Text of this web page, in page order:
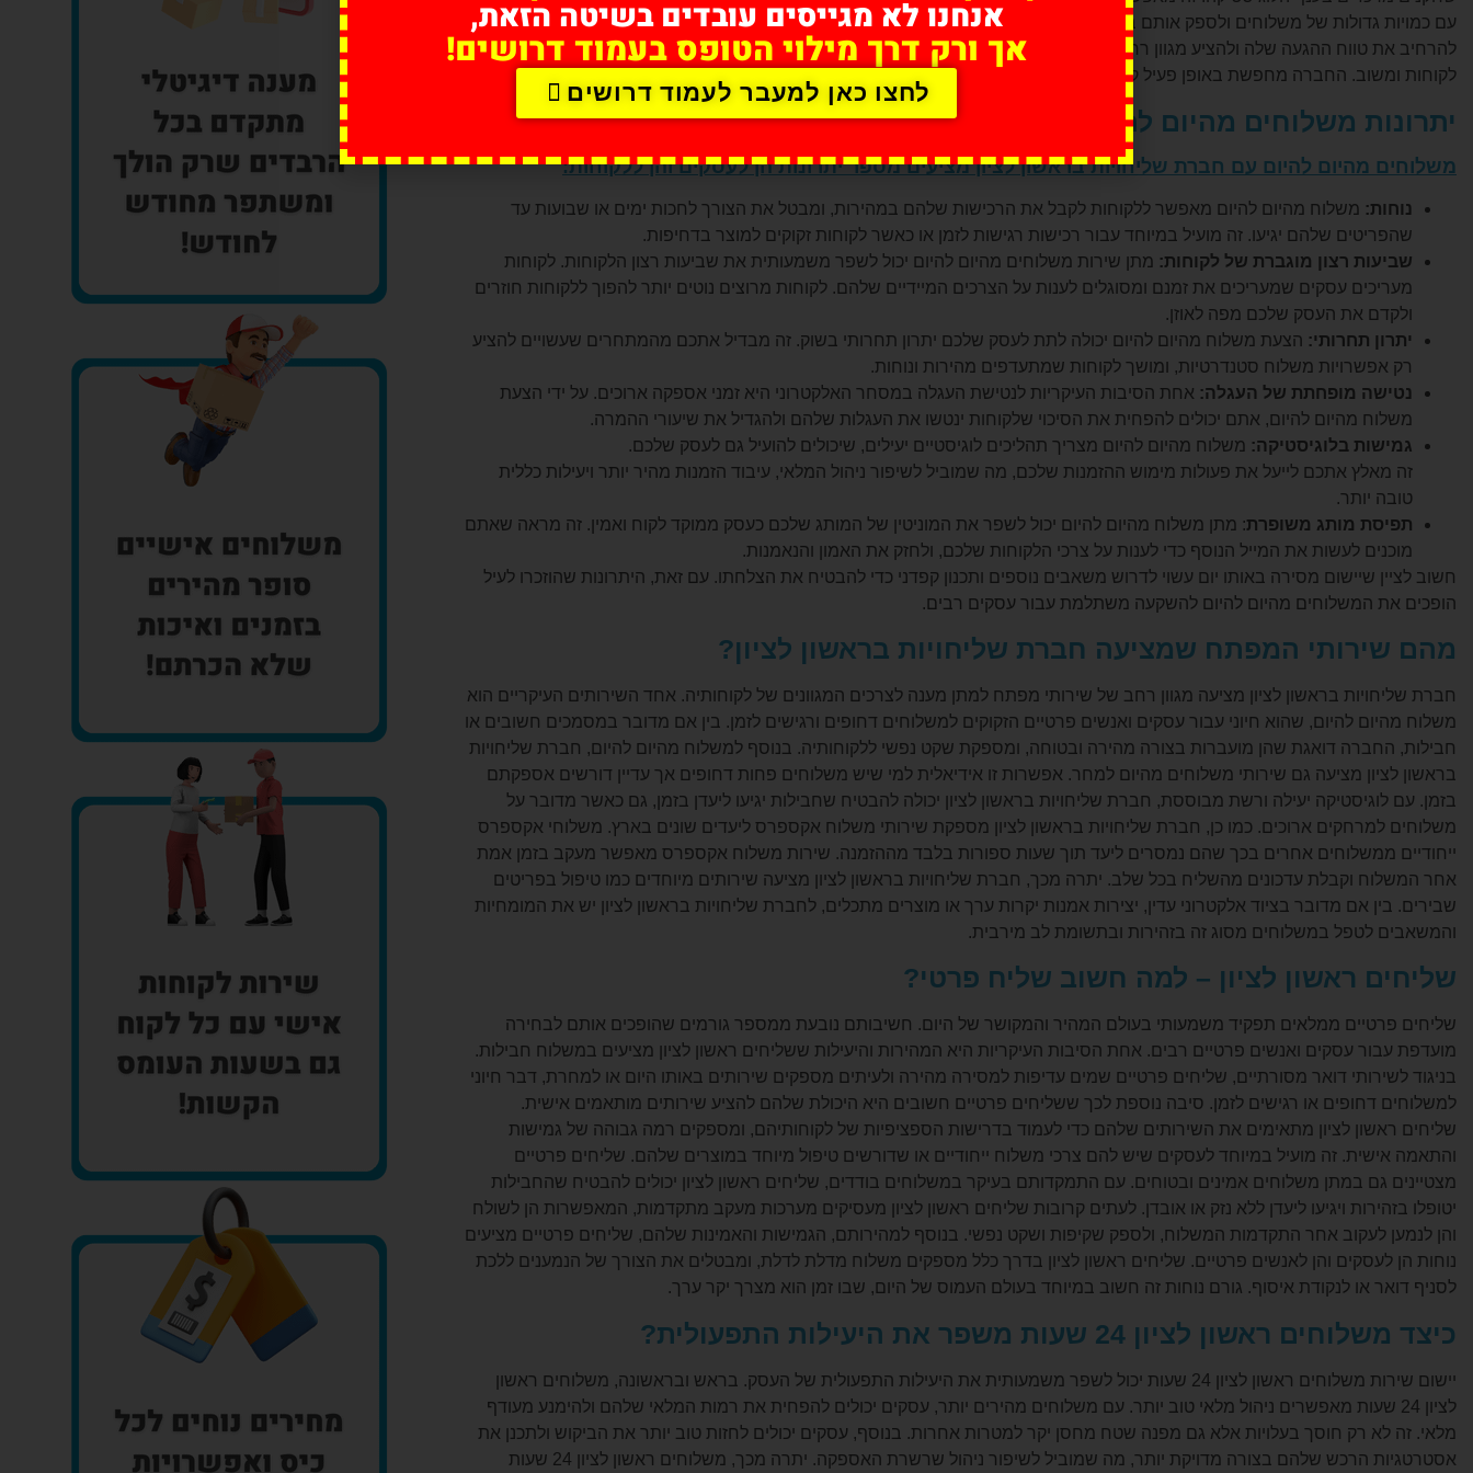
עם כמויות גדולות של משלוחים ולספק אותם באופן מיידי. על ידי שיתוף פעולה עם שותפים מהימנים,חברת שליחויות בראשון לציון יכולה
להרחיב את טווח ההגעה שלה ולהציע מגוון רחב של שירותים ללקוחותיה. לבסוף, חברת שליחויות בראשון לציון נותנת עדיפות לשביעות רצון
לקוחות ומשוב. החברה מחפשת באופן פעיל קלט מלקוחותיהם, מקשיבים לדאגותיהם ומבצעים שיפורים נחוצים על סמך המשוב שלהם.
יתרונות משלוחים מהיום להיום עם חברת שליחויות בראשון לציון
משלוחים מהיום להיום עם חברת שליחויות בראשון לציון מציעים מספר יתרונות הן לעסקים והן ללקוחות:
נוחות: משלוח מהיום להיום מאפשר ללקוחות לקבל את הרכישות שלהם במהירות, ומבטל את הצורך לחכות ימים או שבועות עד
שהפריטים שלהם יגיעו. זה מועיל במיוחד עבור רכישות רגישות לזמן או כאשר לקוחות זקוקים למוצר בדחיפות.
שביעות רצון מוגברת של לקוחות: מתן שירות משלוחים מהיום להיום יכול לשפר משמעותית את שביעות רצון הלקוחות. לקוחות
מעריכים עסקים שמעריכים את זמנם ומסוגלים לענות על הצרכים המיידיים שלהם. לקוחות מרוצים נוטים יותר להפוך ללקוחות חוזרים
ולקדם את העסק שלכם מפה לאוזן.
יתרון תחרותי: הצעת משלוח מהיום להיום יכולה לתת לעסק שלכם יתרון תחרותי בשוק. זה מבדיל אתכם מהמתחרים שעשויים להציע
רק אפשרויות משלוח סטנדרטיות, ומושך לקוחות שמתעדפים מהירות ונוחות.
נטישה מופחתת של העגלה: אחת הסיבות העיקריות לנטישת העגלה במסחר האלקטרוני היא זמני אספקה ארוכים. על ידי הצעת
משלוח מהיום להיום, אתם יכולים להפחית את הסיכוי שלקוחות ינטשו את העגלות שלהם ולהגדיל את שיעורי ההמרה.
גמישות בלוגיסטיקה: משלוח מהיום להיום מצריך תהליכים לוגיסטיים יעילים, שיכולים להועיל גם לעסק שלכם.
זה מאלץ אתכם לייעל את פעולות מימוש ההזמנות שלכם, מה שמוביל לשיפור ניהול המלאי, עיבוד הזמנות מהיר יותר ויעילות כללית
טובה יותר.
תפיסת מותג משופרת: מתן משלוח מהיום להיום יכול לשפר את המוניטין של המותג שלכם כעסק ממוקד לקוח ואמין. זה מראה שאתם
מוכנים לעשות את המייל הנוסף כדי לענות על צרכי הלקוחות שלכם, ולחזק את האמון והנאמנות.
חשוב לציין שיישום מסירה באותו יום עשוי לדרוש משאבים נוספים ותכנון קפדני כדי להבטיח את הצלחתו. עם זאת, היתרונות שהוזכרו לעיל
הופכים את המשלוחים מהיום להיום להשקעה משתלמת עבור עסקים רבים.
מהם שירותי המפתח שמציעה חברת שליחויות בראשון לציון?
חברת שליחויות בראשון לציון מציעה מגוון רחב של שירותי מפתח למתן מענה לצרכים המגוונים של לקוחותיה. אחד השירותים העיקריים הוא
משלוח מהיום להיום, שהוא חיוני עבור עסקים ואנשים פרטיים הזקוקים למשלוחים דחופים ורגישים לזמן. בין אם מדובר במסמכים חשובים או
חבילות, החברה דואגת שהן מועברות בצורה מהירה ובטוחה, ומספקת שקט נפשי ללקוחותיה. בנוסף למשלוח מהיום להיום, חברת שליחויות
בראשון לציון מציעה גם שירותי משלוחים מהיום למחר. אפשרות זו אידיאלית למי שיש משלוחים פחות דחופים אך עדיין דורשים אספקתם
בזמן. עם לוגיסטיקה יעילה ורשת מבוססת, חברת שליחויות בראשון לציון יכולה להבטיח שחבילות יגיעו ליעדן בזמן, גם כאשר מדובר על
משלוחים למרחקים ארוכים. כמו כן, חברת שליחויות בראשון לציון מספקת שירותי משלוח אקספרס ליעדים שונים בארץ. משלוחי אקספרס
ייחודיים ממשלוחים אחרים בכך שהם נמסרים ליעד תוך שעות ספורות בלבד מההזמנה. שירות משלוח אקספרס מאפשר מעקב בזמן אמת
אחר המשלוח וקבלת עדכונים מהשליח בכל שלב. יתרה מכך, חברת שליחויות בראשון לציון מציעה שירותים מיוחדים כמו טיפול בפריטים
שבירים. בין אם מדובר בציוד אלקטרוני עדין, יצירות אמנות יקרות ערך או מוצרים מתכלים, לחברת שליחויות בראשון לציון יש את המומחיות
והמשאבים לטפל במשלוחים מסוג זה בזהירות ובתשומת לב מירבית.
שליחים ראשון לציון – למה חשוב שליח פרטי?
שליחים פרטיים ממלאים תפקיד משמעותי בעולם המהיר והמקושר של היום. חשיבותם נובעת ממספר גורמים שהופכים אותם לבחירה
מועדפת עבור עסקים ואנשים פרטיים רבים. אחת הסיבות העיקריות היא המהירות והיעילות ששליחים ראשון לציון מציעים במשלוח חבילות.
בניגוד לשירותי דואר מסורתיים, שליחים פרטיים שמים עדיפות למסירה מהירה ולעיתים מספקים שירותים באותו היום או למחרת, דבר חיוני
למשלוחים דחופים או רגישים לזמן. סיבה נוספת לכך ששליחים פרטיים חשובים היא היכולת שלהם להציע שירותים מותאמים אישית.
שליחים ראשון לציון מתאימים את השירותים שלהם כדי לעמוד בדרישות הספציפיות של לקוחותיהם, ומספקים רמה גבוהה של גמישות
והתאמה אישית. זה מועיל במיוחד לעסקים שיש להם צרכי משלוח ייחודיים או שדורשים טיפול מיוחד במוצרים שלהם. שליחים פרטיים
מצטיינים גם במתן משלוחים אמינים ובטוחים. עם התמקדותם בעיקר במשלוחים בודדים, שליחים ראשון לציון יכולים להבטיח שהחבילות
יטופלו בזהירות ויגיעו ליעדן ללא נזק או אובדן. לעתים קרובות שליחים ראשון לציון מעסיקים מערכות מעקב מתקדמות, המאפשרות הן לשולח
והן לנמען לעקוב אחר התקדמות המשלוח, ולספק שקיפות ושקט נפשי. בנוסף למהירותם, הגמישות והאמינות שלהם, שליחים פרטיים מציעים
נוחות הן לעסקים והן לאנשים פרטיים. שליחים ראשון לציון בדרך כלל מספקים משלוח מדלת לדלת, ומבטלים את הצורך של הנמענים ללכת
לסניף דואר או לנקודת איסוף. גורם נוחות זה חשוב במיוחד בעולם העמוס של היום, שבו זמן הוא מצרך יקר ערך.
כיצד משלוחים ראשון לציון 24 שעות משפר את היעילות התפעולית?
יישום שירות משלוחים ראשון לציון 24 שעות יכול לשפר משמעותית את היעילות התפעולית של העסק. בראש ובראשונה, משלוחים ראשון
לציון 24 שעות מאפשרים ניהול מלאי טוב יותר. עם משלוחים מהירים יותר, עסקים יכולים להפחית את רמות המלאי שלהם ולהימנע מעודף
מלאי. זה לא רק חוסך בעלויות אלא גם מפנה שטח מחסן יקר למטרות אחרות. בנוסף, עסקים יכולים לחזות טוב יותר את הביקוש ולתכנן את
אסטרטגיות הרכש שלהם בצורה מדויקת יותר, מה שמוביל לשיפור ניהול שרשרת האספקה. יתרה מכך, משלוחים ראשון לציון 24 שעות
אנחנו לא מגייסים עובדים בשיטה הזאת,
אך ורק דרך מילוי הטופס בעמוד דרושים!
לחצו כאן למעבר לעמוד דרושים